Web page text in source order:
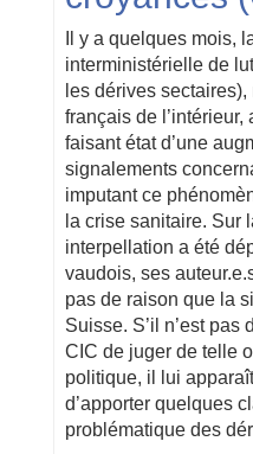
Il y a quelques mois,
interministérielle de
les dérives
français de
faisant état d’une
signalements
imputant ce
la crise sanitaire. Sur
interpellation a été
vaudois, ses
pas de raison que la
Suisse. S’il n’est pas
CIC de juger de telle
politique, il lui
d’apporter quelques
problématique des